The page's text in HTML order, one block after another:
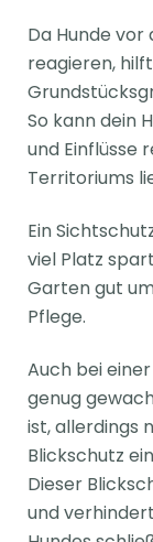
Da Hunde
reagieren,
So kann dein
und Einflüsse
Territoriums
Ein
viel Platz
Garten gut
Pflege.
Auch bei
genug
ist, allerdings
Blickschutz
Dieser
und